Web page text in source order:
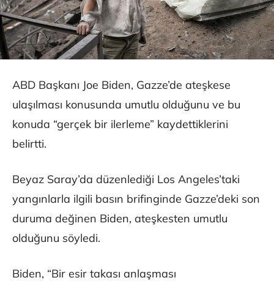
ABD Başkanı Joe Biden, Gazze’de ateşkese
ulaşılması konusunda umutlu olduğunu ve bu
konuda “gerçek bir ilerleme” kaydettiklerini
belirtti.
Beyaz Saray’da düzenlediği Los Angeles’taki
yangınlarla ilgili basın brifinginde Gazze’deki son
duruma değinen Biden, ateşkesten umutlu
olduğunu söyledi.
Biden, “Bir esir takası anlaşması